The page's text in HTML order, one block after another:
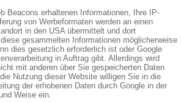
Beacons erhaltenen Informationen, Ihre IP-
von Werbeformaten werden an einen
in den USA übermittelt und dort
gesammelten Informationen möglicherweise
dies gesetzlich erforderlich ist oder Google
in Auftrag gibt. Allerdings wird
mit anderen über Sie gespeicherten Daten
Nutzung dieser Website willigen Sie in die
der erhobenen Daten durch Google in der
Weise ein.